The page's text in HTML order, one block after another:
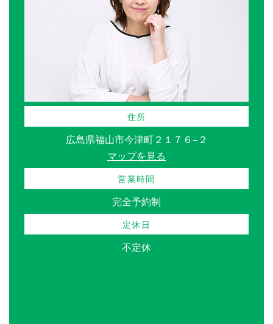
住所
広島県福山市今津町２１７６−２
マップを見る
営業時間
完全予約制
定休日
不定休